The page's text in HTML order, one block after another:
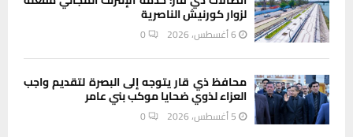
لزوار كورنيش الناصرية
6 أغسطس، 2026 0
محافظ ذي قار يتوجه إلى البصرة لتقديم واجب
العزاء لذوي ضحايا موكب بني عامر
5 أغسطس، 2026 0